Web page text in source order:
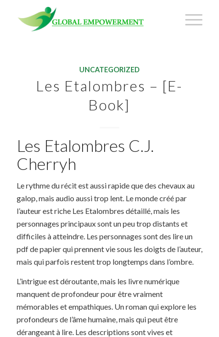
UNCATEGORIZED
Les Etalombres – [E-
Book]
Les Etalombres C.J.
Cherryh
Le rythme du récit est aussi rapide que des chevaux au
galop, mais audio aussi trop lent. Le monde créé par
l’auteur est riche Les Etalombres détaillé, mais les
personnages principaux sont un peu trop distants et
difficiles à atteindre. Les personnages sont des lire un
pdf de papier qui prennent vie sous les doigts de l’auteur,
mais qui parfois restent trop longtemps dans l’ombre.
L’intrigue est déroutante, mais les livre numérique
manquent de profondeur pour être vraiment
mémorables et empathiques. Un roman qui explore les
profondeurs de l’âme humaine, mais qui peut être
dérangeant à lire. Les descriptions sont vives et